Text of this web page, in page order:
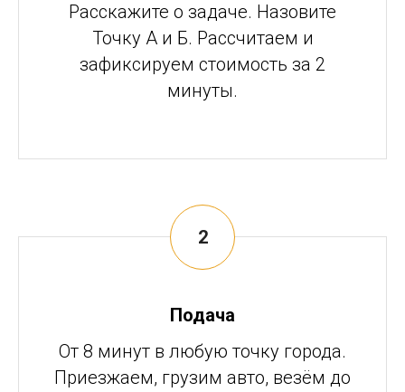
Расскажите о задаче. Назовите
Точку А и Б. Рассчитаем и
зафиксируем стоимость за 2
минуты.
Подача
От 8 минут в любую точку города.
Приезжаем, грузим авто, везём до